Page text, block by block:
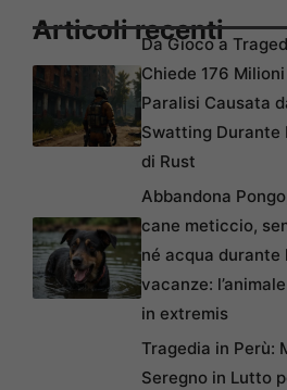
Articoli recenti
Da Gioco a
Chiede 176
Paralisi Causata
Swatting Durante
di Rust
Abbandona
cane meticcio,
né acqua durante
vacanze:
in extremis
Tragedia in Perù:
Seregno in Lutto